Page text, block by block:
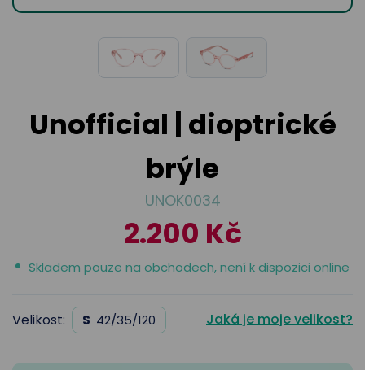
brýle
Unofficial | dioptrické
brýle
UNOK0034
2.200 Kč
Skladem pouze na obchodech, není k dispozici online
Velikost: S 42/35/120 Jaká je moje velikost?